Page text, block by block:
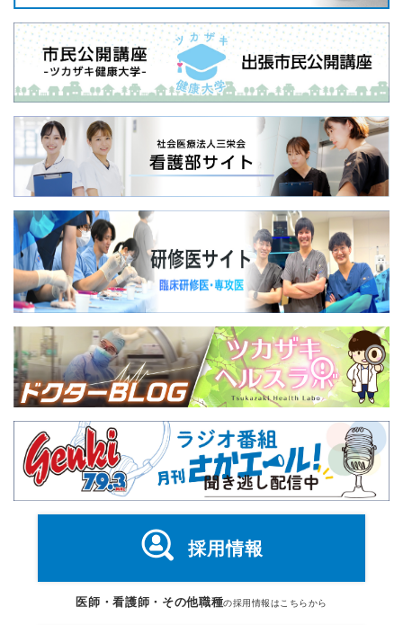
採用情報
医師・看護師・その他職種の採用情報はこちらから